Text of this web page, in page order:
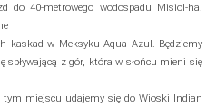
do 40-metrowego wodospadu Misiol‐ha.
kaskad w Meksyku Aqua Azul. Będziemy
spływającą z gór, która w słońcu mieni się
tym miejscu udajemy się do Wioski Indian